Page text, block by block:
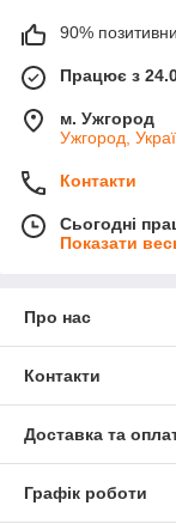
90%
Працює з
м. Ужгород
Ужгород,
Контакти
Сьогодні
Показати
Про нас
Контакти
Доставка та
Графік роботи